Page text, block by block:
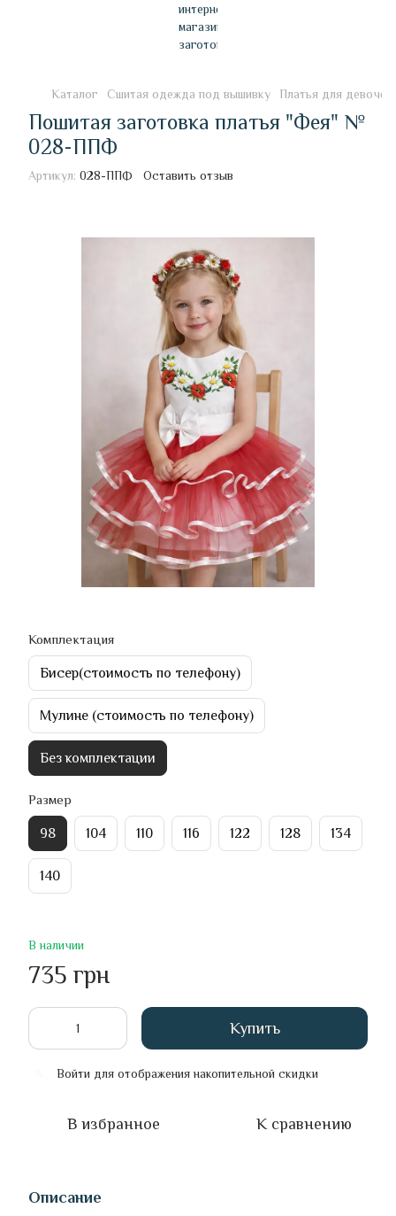
Каталог Сшитая одежда под вышивку Платья для девочек
Пошитая заготовка платья "Фея" №
028-ППФ
Артикул: 028-ППФ Оставить отзыв
Комплектация
Бисер(стоимость по телефону)
Мулине (стоимость по телефону)
Без комплектации
Размер
98 104 110 116 122 128 134
140
В наличии
735 грн
Купить
Войти для отображения накопительной скидки
В избранное К сравнению
Описание